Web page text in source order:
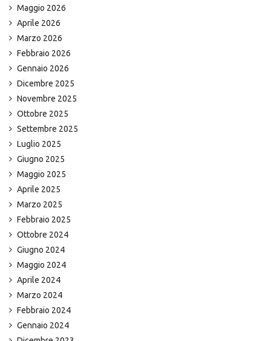
Maggio 2026
Aprile 2026
Marzo 2026
Febbraio 2026
Gennaio 2026
Dicembre 2025
Novembre 2025
Ottobre 2025
Settembre 2025
Luglio 2025
Giugno 2025
Maggio 2025
Aprile 2025
Marzo 2025
Febbraio 2025
Ottobre 2024
Giugno 2024
Maggio 2024
Aprile 2024
Marzo 2024
Febbraio 2024
Gennaio 2024